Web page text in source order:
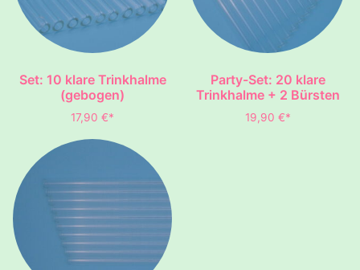
Set: 10 klare Trinkhalme
(gebogen)
17,90 €*
Party-Set: 20 klare
Trinkhalme + 2 Bürsten
19,90 €*